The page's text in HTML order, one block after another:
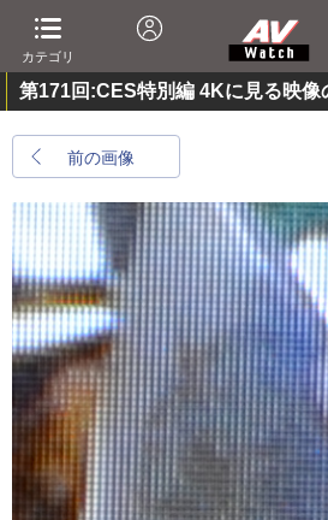
カテゴリ
第171回:CES特別編 4Kに見る映像
前の画像